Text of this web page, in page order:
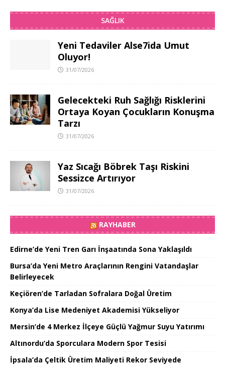
SAĞLIK
Yeni Tedaviler Alse7ida Umut
Oluyor!
31/07/2026
Gelecekteki Ruh Sağlığı Risklerini
Ortaya Koyan Çocukların Konuşma
Tarzı
31/07/2026
Yaz Sıcağı Böbrek Taşı Riskini
Sessizce Artırıyor
31/07/2026
RAYHABER
Edirne’de Yeni Tren Garı İnşaatında Sona Yaklaşıldı
Bursa’da Yeni Metro Araçlarının Rengini Vatandaşlar
Belirleyecek
Keçiören’de Tarladan Sofralara Doğal Üretim
Konya’da Lise Medeniyet Akademisi Yükseliyor
Mersin’de 4 Merkez İlçeye Güçlü Yağmur Suyu Yatırımı
Altınordu’da Sporculara Modern Spor Tesisi
İpsala’da Çeltik Üretim Maliyeti Rekor Seviyede